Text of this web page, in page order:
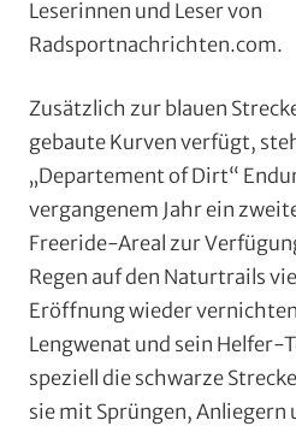
Leserinnen und Leser von
Radsportnachrichten.com.
Zusätzlich zur blauen
gebaute Kurven verfügt,
„Departement of Dirt“
vergangenem Jahr ein
Freeride-Areal zur
Regen auf den Naturtrails
Eröffnung wieder
Lengwenat und sein Helfer-
speziell die schwarze
sie mit Sprüngen, Anliegern